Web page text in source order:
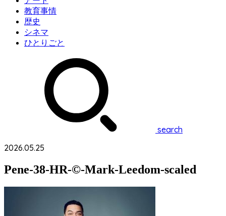
教育事情
歴史
シネマ
ひとりごと
search
2026.05.25
Pene-38-HR-©-Mark-Leedom-scaled